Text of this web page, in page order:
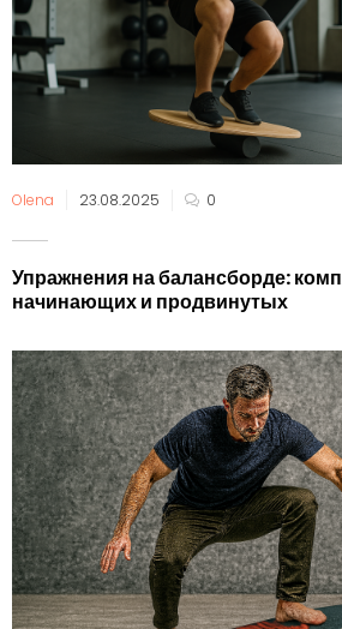
Olena 23.08.2025 0
Упражнения на балансборде:
начинающих и продвинутых